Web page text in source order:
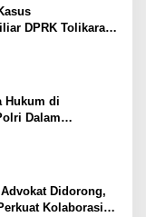
DPRK Tolikara
Hukum di
Dalam
Didorong,
Kolaborasi